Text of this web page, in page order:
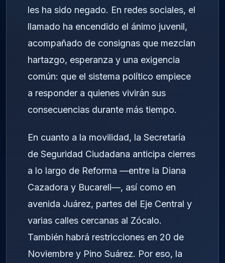
les ha sido negado. En redes sociales, el
llamado ha encendido el ánimo juvenil,
acompañado de consignas que mezclan
hartazgo, esperanza y una exigencia
común: que el sistema político empiece
a responder a quienes vivirán sus
consecuencias durante más tiempo.
En cuanto a la movilidad, la Secretaría
de Seguridad Ciudadana anticipa cierres
a lo largo de Reforma —entre la Diana
Cazadora y Bucareli—, así como en
avenida Juárez, partes del Eje Central y
varias calles cercanas al Zócalo.
También habrá restricciones en 20 de
Noviembre y Pino Suárez. Por eso, la